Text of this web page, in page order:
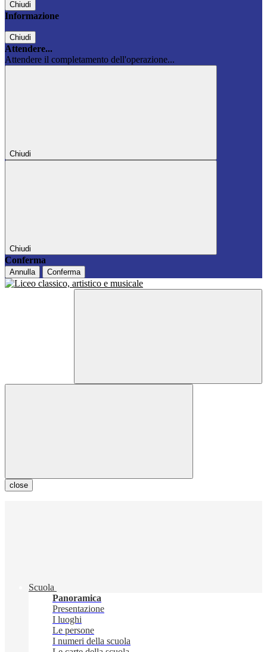
Chiudi
Informazione
Chiudi
Attendere...
Attendere il completamento dell'operazione...
Chiudi
Chiudi
Conferma
Annulla Conferma
close
Scuola
Panoramica
Presentazione
I luoghi
Le persone
I numeri della scuola